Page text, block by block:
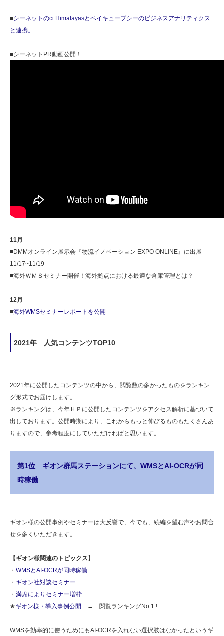
■シーネットのci.Himalayasとベイキューブシーのビジネスアナリティクス
と連携。
■シーネットPR動画公開！
11月
■DMMオンライン展示会『物流イノベーション EXPO ONLINE』に出展
11/17~11/19
■海外ＷＭＳセミナー開催！海外拠点における最適な倉庫管理とは？
12月
■海外WMSセミナーレポートを公開
2021年 人気コンテンツTOP10
2021年に公開したコンテンツの中から、閲覧数の多かったものをランキン
グ形式でお届けします。
※ランキングは、今年ＨＰに公開したコンテンツをアクセス解析に基づいて
出しております。公開時期により、これからもっと伸びるものもたくさんあ
りますので、参考程度にしていただければと思います。
第1位 ギオン群馬ステーションにて、WMSとAI-OCRが同
時稼働
ギオン様の公開事例やセミナーは大反響で、今でも、続編を望む声やお問合
せを多くいただきます。
【ギオン様関連のトピックス】
・ WMSとAI-OCRが同時稼働
・ ギオン社対談セミナー
・ 満席によりセミナー増枠
★ギオン様・導入事例公開 → 閲覧ランキングNo.1 !
WMSを効率的に使うためにもAI-OCRを入れない選択肢はなかったというギ